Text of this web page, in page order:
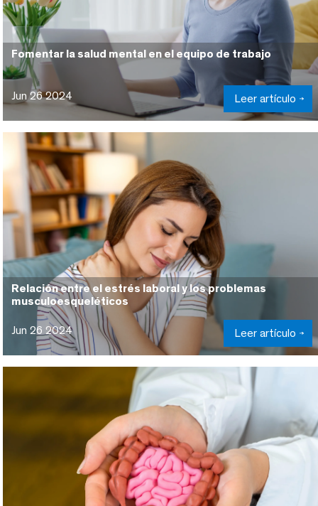
Fomentar la salud mental en el equipo de trabajo
Jun 26 2024 Leer artículo
Relación entre el estrés laboral y los problemas
musculoesqueléticos
Jun 26 2024 Leer artículo